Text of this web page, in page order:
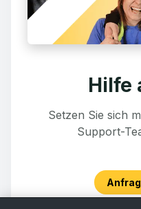
Hilfe
Setzen Sie sich
Support-